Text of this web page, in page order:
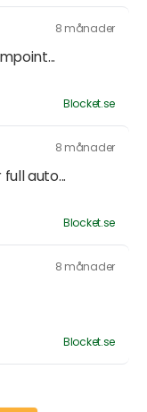
8 månader
Blocket.se
8 månader
auto...
Blocket.se
8 månader
Blocket.se